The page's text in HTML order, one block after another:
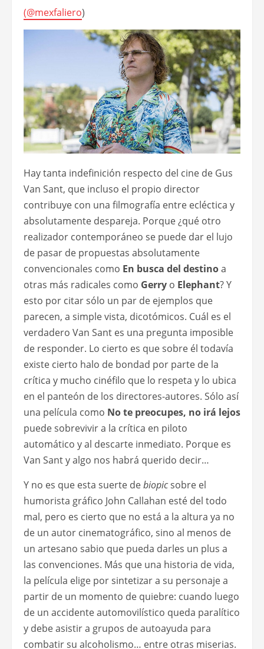
(@mexfaliero)
Hay tanta indefinición respecto del cine de Gus
Van Sant, que incluso el propio director
contribuye con una filmografía entre ecléctica y
absolutamente despareja. Porque ¿qué otro
realizador contemporáneo se puede dar el lujo
de pasar de propuestas absolutamente
convencionales como En busca del destinoa
otras más radicales como Gerry o Elephant? Y
esto por citar sólo un par de ejemplos que
parecen, a simple vista, dicotómicos. Cuál es el
verdadero Van Sant es una pregunta imposible
de responder. Lo cierto es que sobre él todavía
existe cierto halo de bondad por parte de la
crítica y mucho cinéfilo que lo respeta y lo ubica
en el panteón de los directores-autores. Sólo así
una película como No te preocupes, no irá lejos
puede sobrevivir a la crítica en piloto
automático y al descarte inmediato. Porque es
Van Sant y algo nos habrá querido decir…
Y no es que esta suerte debiopicsobre el
humorista gráfico John Callahan esté del todo
mal, pero es cierto que no está a la altura ya no
de un autor cinematográfico, sino al menos de
un artesano sabio que pueda darles un plus a
las convenciones. Más que una historia de vida,
la película elige por sintetizar a su personaje a
partir de un momento de quiebre: cuando luego
de un accidente automovilístico queda paralítico
y debe asistir a grupos de autoayuda para
combatir su alcoholismo… entre otras miserias.